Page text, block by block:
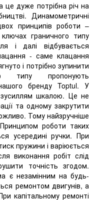
дуже потрібна річ на
Динамометричні
принципів роботи –
граничного типу
і далі відбувається
- саме клацання
і потрібно зупинити
типу пропонують
бренду Toptul. У
зусиллям шкалою. Це не
та одному закрутити
Тому найзручніше
роботи таких
усередині ручки. При
пружини і варіюється
виконання робіт слід
точність згодом.
є незамінним на будь-
ремонтом двигунів, а
капітальному ремонті